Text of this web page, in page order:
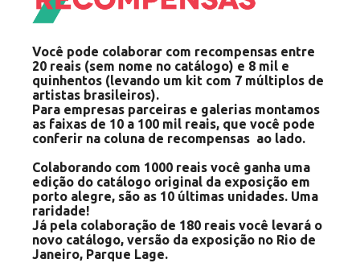
Você pode colaborar com recompensas entre
20 reais (sem nome no catálogo) e 8 mil e
quinhentos (levando um kit com 7 múltiplos de
artistas brasileiros).
Para empresas parceiras e galerias montamos
as faixas de 10 a 100 mil reais, que você pode
conferir na coluna de recompensas ao lado.
Colaborando com 1000 reais você ganha uma
edição do catálogo original da exposição em
porto alegre, são as 10 últimas unidades. Uma
raridade!
Já pela colaboração de 180 reais você levará o
novo catálogo, versão da exposição no Rio de
Janeiro, Parque Lage.